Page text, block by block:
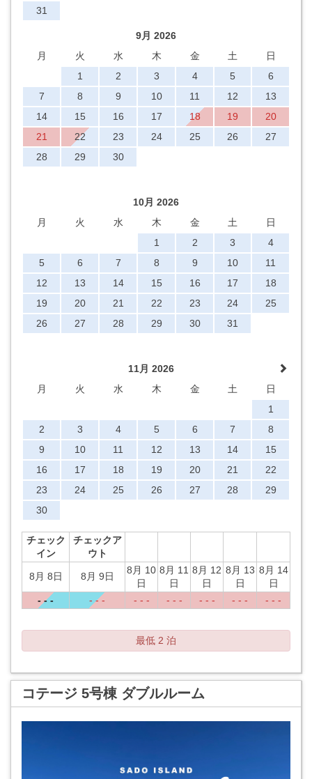
31
9月 2026
月
火 水 木 金 土
日
1
2 3 4 5
6
7
8 9 10 11 12
13
14
15 16 17 18 19
20
21
22 23 24 25 26
27
28
29 30
10月 2026
月
火 水 木 金 土
日
1
2 3
4
5
6 7 8 9 10
11
12
13 14 15 16 17
18
19
20 21 22 23 24
25
26
27 28 29 30 31
11月 2026
月
火 水 木 金 土
日
1
2
3 4 5 6 7
8
9
10 11 12 13 14
15
16
17 18 19 20 21
22
23
24 25 26 27 28
29
30
チェック
イン
チェックア
ウト
8月 8日 8月 9日
8月 10
日
8月 11
日
8月 12
日
8月 13
日
8月 14
日
- - -
- - - - - - - - - - - - - - - - - -
最低 2 泊
コテージ 5号棟 ダブルルーム